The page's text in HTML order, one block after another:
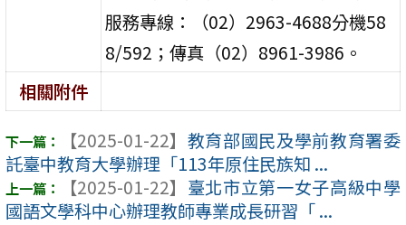
服務專線：（02）2963-4688分機58
8/592；傳真（02）8961-3986。
相關附件
【2025-01-22】 教育部國民及學前教育署委
託臺中教育大學辦理「113年原住民族知 ...
【2025-01-22】 臺北市立第一女子高級中學
國語文學科中心辦理教師專業成長研習「 ...